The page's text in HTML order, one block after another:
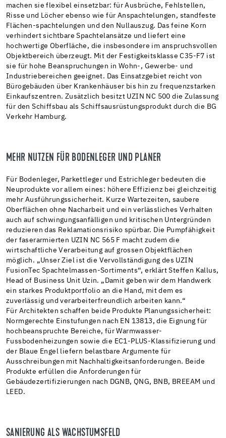
machen sie flexibel einsetzbar: für Ausbrüche, Fehlstellen,
Risse und Löcher ebenso wie für Anspachtelungen, standfeste
Flächen-spachtelungen und den Nullauszug. Das feine Korn
verhindert sichtbare Spachtelansätze und liefert eine
hochwertige Oberfläche, die insbesondere im anspruchsvollen
Objektbereich überzeugt. Mit der Festigkeitsklasse C35-F7 ist
sie für hohe Beanspruchungen in Wohn-, Gewerbe- und
Industriebereichen geeignet. Das Einsatzgebiet reicht von
Bürogebäuden über Krankenhäuser bis hin zu frequenzstarken
Einkaufszentren. Zusätzlich besitzt UZIN NC 500 die Zulassung
für den Schiffsbau als Schiffsausrüstungsprodukt durch die BG
Verkehr Hamburg.
MEHR NUTZEN FÜR BODENLEGER UND PLANER
Für Bodenleger, Parkettleger und Estrichleger bedeuten die
Neuprodukte vor allem eines: höhere Effizienz bei gleichzeitig
mehr Ausführungssicherheit. Kurze Wartezeiten, saubere
Oberflächen ohne Nacharbeit und ein verlässliches Verhalten
auch auf schwingungsanfälligen und kritischen Untergründen
reduzieren das Reklamationsrisiko spürbar. Die Pumpfähigkeit
der faserarmierten UZIN NC 565 F macht zudem die
wirtschaftliche Verarbeitung auf grossen Objektflächen
möglich. „Unser Ziel ist die Vervollständigung des UZIN
FusionTec Spachtelmassen-Sortiments“, erklärt Steffen Kallus,
Head of Business Unit Uzin. „Damit geben wir dem Handwerk
ein starkes Produktportfolio an die Hand, mit dem es
zuverlässig und verarbeiterfreundlich arbeiten kann.“
Für Architekten schaffen beide Produkte Planungssicherheit:
Normgerechte Einstufungen nach EN 13813, die Eignung für
hochbeanspruchte Bereiche, für Warmwasser-
Fussbodenheizungen sowie die EC1-PLUS-Klassifizierung und
der Blaue Engel liefern belastbare Argumente für
Ausschreibungen mit Nachhaltigkeitsanforderungen. Beide
Produkte erfüllen die Anforderungen für
Gebäudezertifizierungen nach DGNB, QNG, BNB, BREEAM und
LEED.
SANIERUNG ALS WACHSTUMSFELD